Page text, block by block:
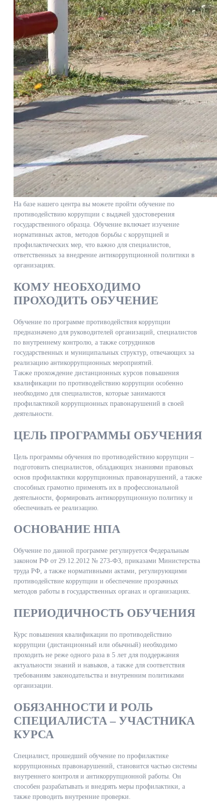
На базе нашего центра вы можете пройти обучение по
противодействию коррупции с выдачей удостоверения
государственного образца. Обучение включает изучение
нормативных актов, методов борьбы с коррупцией и
профилактических мер, что важно для специалистов,
ответственных за внедрение антикоррупционной политики в
организациях.
КОМУ НЕОБХОДИМО
ПРОХОДИТЬ ОБУЧЕНИЕ
Обучение по программе противодействия коррупции
предназначено для руководителей организаций, специалистов
по внутреннему контролю, а также сотрудников
государственных и муниципальных структур, отвечающих за
реализацию антикоррупционных мероприятий.
Также прохождение дистанционных курсов повышения
квалификации по противодействию коррупции особенно
необходимо для специалистов, которые занимаются
профилактикой коррупционных правонарушений в своей
деятельности.
ЦЕЛЬ ПРОГРАММЫ ОБУЧЕНИЯ
Цель программы обучения по противодействию коррупции –
подготовить специалистов, обладающих знаниями правовых
основ профилактики коррупционных правонарушений, а также
способных грамотно применять их в профессиональной
деятельности, формировать антикоррупционную политику и
обеспечивать ее реализацию.
ОСНОВАНИЕ НПА
Обучение по данной программе регулируется Федеральным
законом РФ от 29.12.2012 № 273-ФЗ, приказами Министерства
труда РФ, а также нормативными актами, регулирующими
противодействие коррупции и обеспечение прозрачных
методов работы в государственных органах и организациях.
ПЕРИОДИЧНОСТЬ ОБУЧЕНИЯ
Курс повышения квалификации по противодействию
коррупции (дистанционный или обычный) необходимо
проходить не реже одного раза в 5 лет для поддержания
актуальности знаний и навыков, а также для соответствия
требованиям законодательства и внутренним политиками
организации.
ОБЯЗАННОСТИ И РОЛЬ
СПЕЦИАЛИСТА – УЧАСТНИКА
КУРСА
Специалист, прошедший обучение по профилактике
коррупционных правонарушений, становится частью системы
внутреннего контроля и антикоррупционной работы. Он
способен разрабатывать и внедрять меры профилактики, а
также проводить внутренние проверки.